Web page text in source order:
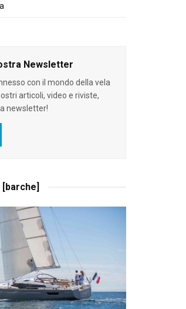
Newsletter
con il mondo della vela
articoli, video e riviste,
newsletter!
[barche]